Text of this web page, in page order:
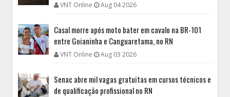
VNT Online Aug 04 2026
Casal morre após moto bater em cavalo na BR-101
entre Goianinha e Canguaretama, no RN
VNT Online Aug 03 2026
Senac abre mil vagas gratuitas em cursos técnicos e
de qualificação profissional no RN